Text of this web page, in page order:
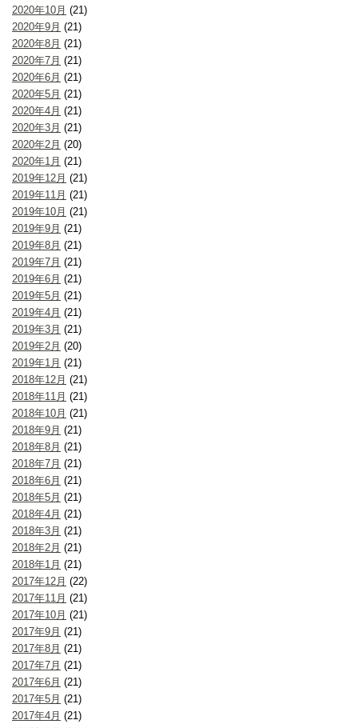
2020年10月 (21)
2020年9月 (21)
2020年8月 (21)
2020年7月 (21)
2020年6月 (21)
2020年5月 (21)
2020年4月 (21)
2020年3月 (21)
2020年2月 (20)
2020年1月 (21)
2019年12月 (21)
2019年11月 (21)
2019年10月 (21)
2019年9月 (21)
2019年8月 (21)
2019年7月 (21)
2019年6月 (21)
2019年5月 (21)
2019年4月 (21)
2019年3月 (21)
2019年2月 (20)
2019年1月 (21)
2018年12月 (21)
2018年11月 (21)
2018年10月 (21)
2018年9月 (21)
2018年8月 (21)
2018年7月 (21)
2018年6月 (21)
2018年5月 (21)
2018年4月 (21)
2018年3月 (21)
2018年2月 (21)
2018年1月 (21)
2017年12月 (22)
2017年11月 (21)
2017年10月 (21)
2017年9月 (21)
2017年8月 (21)
2017年7月 (21)
2017年6月 (21)
2017年5月 (21)
2017年4月 (21)